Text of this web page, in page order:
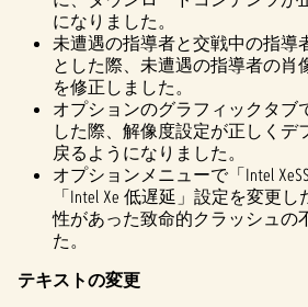
になりました。
未遭遇の指導者と交戦中の指導
とした際、未遭遇の指導者の肖
を修正しました。
オプションのグラフィックタブ
した際、解像度設定が正しくデ
戻るようになりました。
オプションメニューで「Intel
「Intel Xe 低遅延」設定を変更
性があった致命的クラッシュの
た。
テキストの変更